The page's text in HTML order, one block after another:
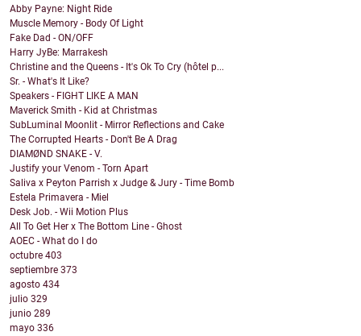
Abby Payne: Night Ride
Muscle Memory - Body Of Light
Fake Dad - ON/OFF
Harry JyBe: Marrakesh
Christine and the Queens - It's Ok To Cry (hôtel p...
Sr. - What's It Like?
Speakers - FIGHT LIKE A MAN
Maverick Smith - Kid at Christmas
SubLuminal Moonlit - Mirror Reflections and Cake
The Corrupted Hearts - Don't Be A Drag
DIAMØND SNAKE - V.
Justify your Venom - Torn Apart
Saliva x Peyton Parrish x Judge & Jury - Time Bomb
Estela Primavera - Miel
Desk Job. - Wii Motion Plus
All To Get Her x The Bottom Line - Ghost
AOEC - What do I do
octubre 403
septiembre 373
agosto 434
julio 329
junio 289
mayo 336